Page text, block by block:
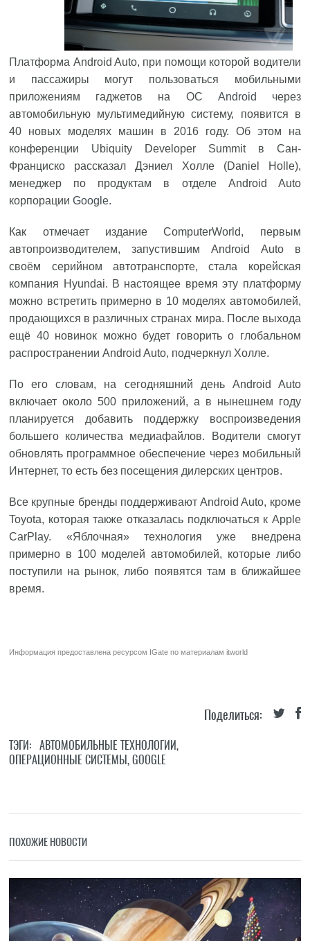
Платформа Android Auto, при помощи которой водители
и пассажиры могут пользоваться мобильными
приложениям гаджетов на ОС Android через
автомобильную мультимедийную систему, появится в
40 новых моделях машин в 2016 году. Об этом на
конференции Ubiquity Developer Summit в Сан-
Франциско рассказал Дэниел Холле (Daniel Holle),
менеджер по продуктам в отделе Android Auto
корпорацииGoogle.
Как отмечает издание ComputerWorld, первым
автопроизводителем, запустившим Android Auto в
своём серийном автотранспорте, стала корейская
компания Hyundai. В настоящее время эту платформу
можно встретить примерно в 10 моделях автомобилей,
продающихся в различных странах мира. После выхода
ещё 40 новинок можно будет говорить о глобальном
распространении Android Auto, подчеркнул Холле.
По его словам, на сегодняшний день Android Auto
включает около 500 приложений, а в нынешнем году
планируется добавить поддержку воспроизведения
большего количества медиафайлов. Водители смогут
обновлять программное обеспечение через мобильный
Интернет, то есть без посещения дилерских центров.
Все крупные бренды поддерживают Android Auto, кроме
Toyota, которая также отказалась подключаться к Apple
CarPlay. «Яблочная» технология уже внедрена
примерно в 100 моделей автомобилей, которые либо
поступили на рынок, либо появятся там в ближайшее
время.
Информация предоставлена ресурсом IGate по материаламitworld
Поделиться:
ТЭГИ: АВТОМОБИЛЬНЫЕ ТЕХНОЛОГИИ,
ОПЕРАЦИОННЫЕ СИСТЕМЫ,GOOGLE
ПОХОЖИЕ НОВОСТИ